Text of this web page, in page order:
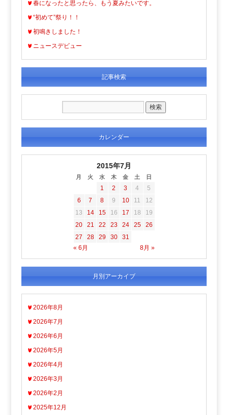
春になったと思ったら、もう夏みたいです。
“初めて”祭り！！
初鳴きしました！
ニュースデビュー
記事検索
カレンダー
2015年7月
月 火 水 木 金 土 日
« 6月 8月 »
1 2 3 4
5
6
7 8 9 10 11
12
13
14 15 16 17 18
19
20
21 22 23 24 25
26
27
28 29 30 31
月別アーカイブ
2026年8月
2026年7月
2026年6月
2026年5月
2026年4月
2026年3月
2026年2月
2025年12月